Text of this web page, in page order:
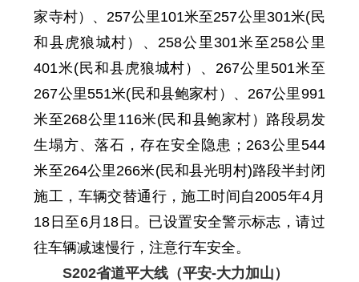
家寺村）、257公里101米至257公里301米(民
和县虎狼城村 ）、258公里301米至258公里
401米(民和县虎狼城村） 、267公里501米至
267公里551米(民和县鲍家村）
、267公里991
米至268公里116米(民和县鲍家村） 路段易发
生塌方、落石，存在安全隐患；263公里544
米至264公里266米(民和县光明村)路段半封闭
施工，车辆交替通行，施工时间自2005年4月
18日至6月18日。 已设置安全警示标志，请过
往车辆减速慢行，注意行车安全。
S202省道平大线（平安-大力加山）